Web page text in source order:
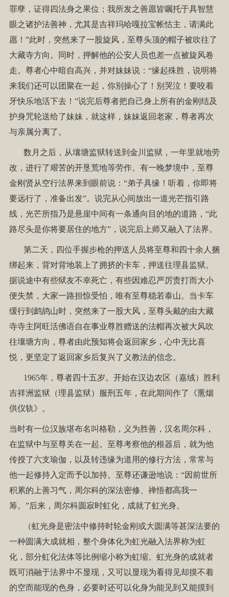
罪孽，证得四法身之果位；我所发之善愿皆嘱托于具智慧
眼之诸护法善神，尤其是吉祥玛哈嘎拉宝帐怙主，请满此
愿！”此时，突然来了一股旋风，至尊头顶的帽子被吹往了
大藏寺方向。同时，押解他的公安人员也差一点被旋风卷
走。尊者心中暗自高兴，并对妹妹说：“缘起殊胜，说明将
来我们还可以团聚在一起，你别操心了！别哭泣！要咬着
牙快乐地活下去！”说完后尊者把自己身上所有的金刚结及
护身咒轮送给了妹妹，就这样，妹妹返回老家，尊者再次
与亲属分离了。
数月之后，从壤塘监狱转送到金川监狱，一年里就地劳
改，进行了艰苦的开垦荒地等劳作。有一晚梦境中，至尊
金刚贤从空行法界来到眼前说：“弟子具缘！听着，你即将
要远行了，准备出发”。说完从心间放出一道光芒指引路
线，光芒所指乃是悬崖中间有一条通向目的地的道路，“此
路尽头是你将要居住的地方”，说完后上师又融入了法界。
第二天，四位手握步枪的押送人员将至尊和四十余人捆
绑起来，背对背地装上了拥挤的卡车，押送往理县监狱。
据说途中有些狱友不幸死亡，有些因难忍严厉责打而大小
便失禁，大家一路担惊受怕，唯有至尊稳若泰山。当卡车
缓行到鹧鸪山时，突然来了一股大风，至尊头戴的由大藏
寺寺主阿旺活佛语自在事业尊胜赠送的法帽再次被大风吹
往壤塘方向，尊者由此预知将会返回家乡，心中无比喜
悦，更坚定了返回家乡后复兴了义教法的信念。
1965年，尊者四十五岁。开始在汉边农区（嘉绒）胜利
吉祥洲监狱（理县监狱）服刑五年，在此期间作了《熏烟
供仪轨》。
当时有一位汉族堪布名叫格勒，义为胜善，汉名周尔科，
在监狱中与至尊关在一起。至尊考察他的根器后，就为他
传授了六支瑜伽，以及转违缘为道用的修行方法，常常与
他一起修持入定而予以加持。至尊还谦逊地说：“因前世所
积累的上善习气，周尔科的深法密修、禅悟都高我一
筹。”后来，周尔科圆寂时虹化，成就了虹光身。
（虹光身是密法中修持时轮金刚或大圆满等甚深法要的
一种圆满大成就相，整个身体化为虹光融入法界称为虹
化，部分虹化法体等比例缩小称为虹缩。虹光身的成就者
既可消融于法界中不显现，又可以显现为看得见却摸不着
的空而能现的色身，必要时还可以化身为能见到又能摸到